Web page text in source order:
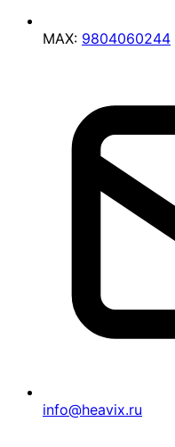
MAX: 9804060244
info@heavix.ru